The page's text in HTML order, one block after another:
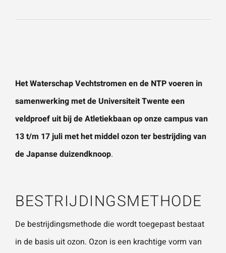
E-mailadres*
Telefoonnummer
HetWaterschap Vechtstromenen de NTP voeren in
samenwerking met deUniversiteit Twenteeen
veldproef uit bij de Atletiekbaan op onze campus van
13 t/m 17 juli met het middel ozon ter bestrijding van
de Japanse duizendknoop.
BESTRIJDINGSMETHODE
De bestrijdingsmethode die wordt toegepast bestaat
in de basis uit ozon. Ozon is een krachtige vorm van